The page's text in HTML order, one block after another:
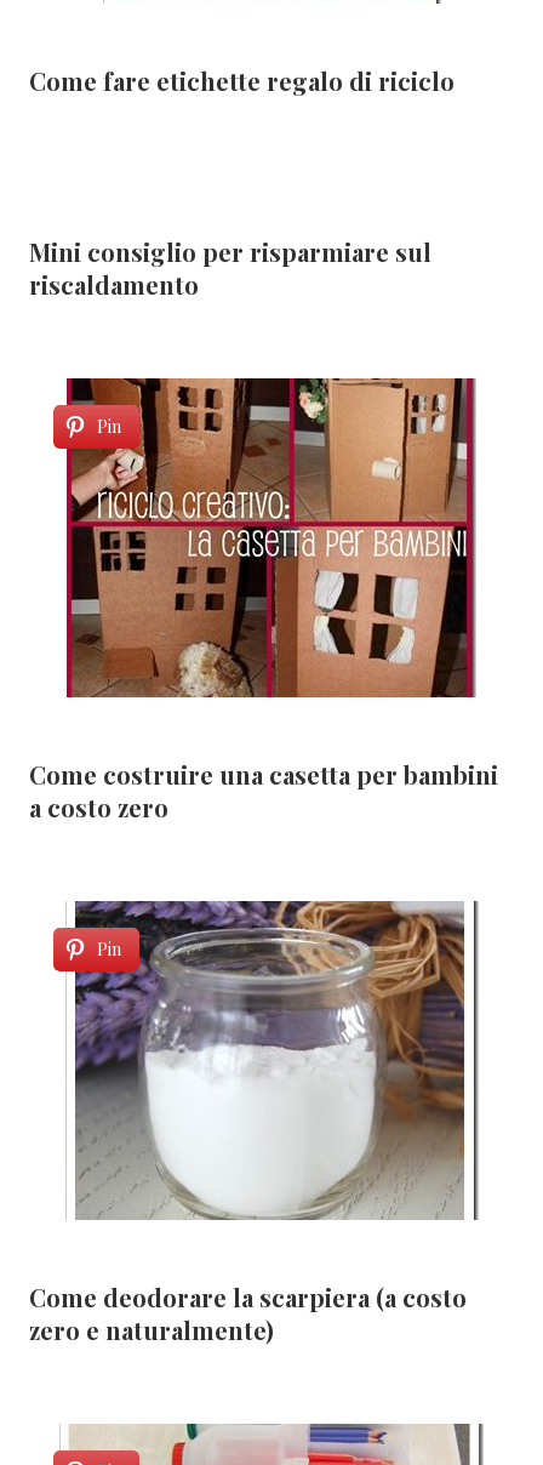
Come fare etichette regalo di riciclo
Mini consiglio per risparmiare sul
riscaldamento
Pin
Come costruire una casetta per bambini
a costo zero
Pin
Come deodorare la scarpiera (a costo
zero e naturalmente)